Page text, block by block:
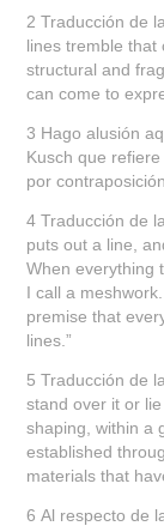
2 Traducción de
lines tremble that
structural and
can come to
3 Hago alusión
Kusch que
por
4 Traducción de
puts out a line,
When everything
I call a
premise that
lines.”
5 Traducción de
stand over it or
shaping, within a
established
materials that
6 Al respecto de